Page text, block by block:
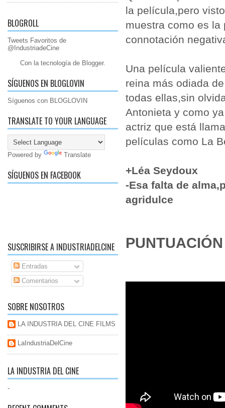
BLOGROLL
Tweets Favoritos de
@IndustriadeCine
Con la tecnología de Blogger.
SÍGUENOS EN BLOGLOVIN
Síguenos con BLOGLOVIN
TRANSLATE TO YOUR LANGUAGE
Powered by Translate
SÍGUENOS EN FACEBOOK
SUSCRIBIRSE A INDUSTRIADELCINE
Entradas
Comentarios
SOBRE NOSOTROS
LA INDUSTRIA DEL CINE FILMS
LaIndustriaDelCine
LA INDUSTRIA DEL CINE
-
la película,pero
muestra como es
connotación
Una película
reina más odiada
todas ellas,sin
Antonieta y como
actriz que está
películas como La
+Léa Seydoux
-Esa falta de
agridulce